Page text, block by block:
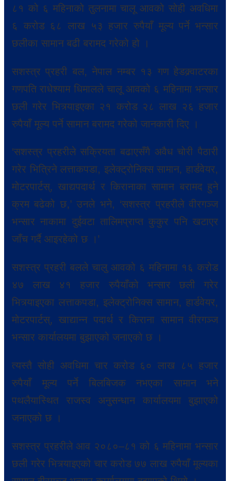
८१ को ६ महिनाको तुलनामा चालू आवको सोही अवधिमा
६ करोड ६८ लाख ५३ हजार रुपैयाँ मूल्य पर्ने भन्सार
छलीका सामान बढी बरामद गरेको हो ।
सशस्त्र प्रहरी बल, नेपाल नम्बर १३ गण हेडक्र्वाटरका
गणपति राधेश्याम धिमालले चालू आवको ६ महिनामा भन्सार
छली गरेर भित्र्याइएका २१ करोड २८ लाख २६ हजार
रुपैयाँ मूल्य पर्ने सामान बरामद गरेको जानकारी दिए ।
‘सशस्त्र प्रहरीले सक्रियता बढाएसँगै अवैध चोरी पैठारी
गरेर भित्रिने लत्ताकपडा, इलेक्ट्रोनिक्स सामान, हार्डवेयर,
मोटरपार्टस्, खाद्यपदार्थ र किरानाका सामान बरामद हुने
क्रम बढेको छ,’ उनले भने, ‘सशस्त्र प्रहरीले वीरगञ्ज
भन्सार नाकामा दुईवटा तालिमप्राप्त कुकुर पनि खटाएर
जाँच गर्दै आइरहेको छ ।’
सशस्त्र प्रहरी बलले चालु आवको ६ महिनामा १६ करोड
४७ लाख ४१ हजार रुपैयाँको भन्सार छली गरेर
भित्र्याइएका लत्ताकपडा, इलेक्ट्रोनिक्स सामान, हार्डवेयर,
मोटरपार्टस्, खाद्यान्न पदार्थ र किराना सामान वीरगञ्ज
भन्सार कार्यालयमा बुझाएको जनाएको छ ।
त्यस्तै सोही अवधिमा चार करोड ६० लाख ८५ हजार
रुपैयाँ मूल्य पर्ने बिलबिजक नभएका सामान भने
पथलैयास्थित राजस्व अनुसन्धान कार्यालयमा बुझाएको
जनाएको छ ।
सशस्त्र प्रहरीले आव २०८०–८१ को ६ महिनामा भन्सार
छली गरेर भित्र्याइएको चार करोड ७७ लाख रुपैयाँ मूल्यका